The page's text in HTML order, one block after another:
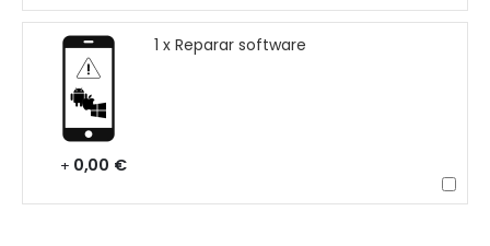
1 x Reparar software
+ 0,00 €